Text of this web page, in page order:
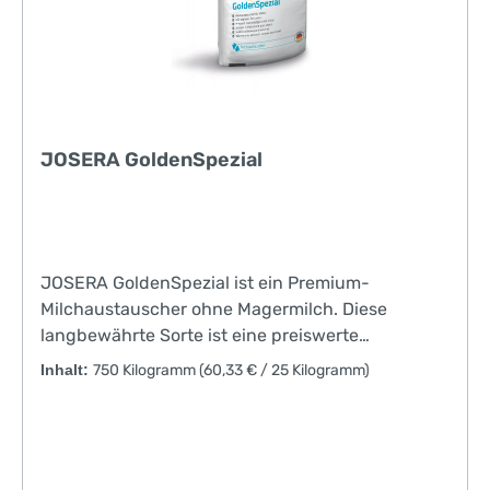
JOSERA GoldenSpezial
JOSERA GoldenSpezial ist ein Premium-
Milchaustauscher ohne Magermilch. Diese
langbewährte Sorte ist eine preiswerte
Alternative zu den magermilchhaltigen
Inhalt: 750 Kilogramm(60,33 € / 25 Kilogramm)